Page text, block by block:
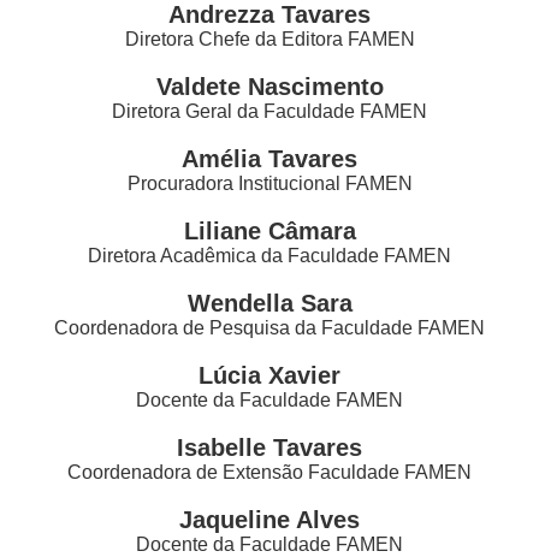
Andrezza Tavares
Diretora Chefe da Editora FAMEN
Valdete Nascimento
Diretora Geral da Faculdade FAMEN
Amélia Tavares
Procuradora Institucional FAMEN
Liliane Câmara
Diretora Acadêmica da Faculdade FAMEN
Wendella Sara
Coordenadora de Pesquisa da Faculdade FAMEN
Lúcia Xavier
Docente da Faculdade FAMEN
Isabelle Tavares
Coordenadora de Extensão Faculdade FAMEN
Jaqueline Alves
Docente da Faculdade FAMEN